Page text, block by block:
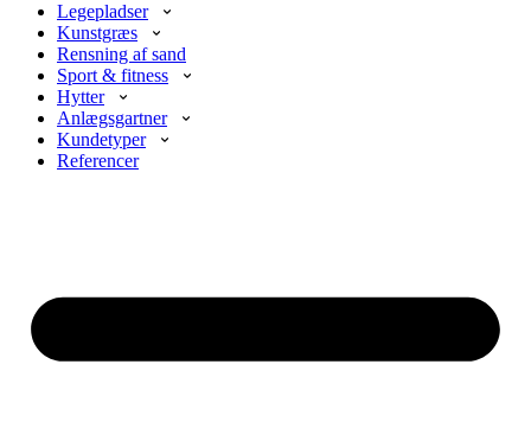
Legepladser
Kunstgræs
Rensning af sand
Sport & fitness
Hytter
Anlægsgartner
Kundetyper
Referencer